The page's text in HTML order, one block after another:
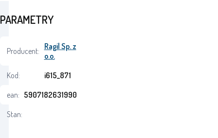
PARAMETRY
Producent: Ragil Sp. z
o.o.
Kod:
i615_871
ean: 5907182631990
Stan: